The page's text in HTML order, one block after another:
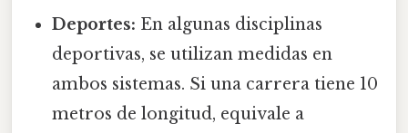
Deportes: En algunas disciplinas
deportivas, se utilizan medidas en
ambos sistemas. Si una carrera tiene 10
metros de longitud, equivale a